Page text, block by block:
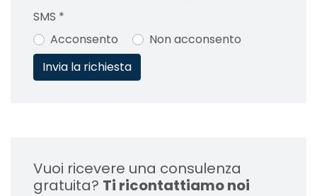
SMS *
Acconsento
Non acconsento
Vuoi ricevere una consulenza
gratuita? Ti ricontattiamo noi